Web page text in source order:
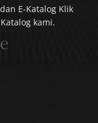
E-Katalog Klik
kami.